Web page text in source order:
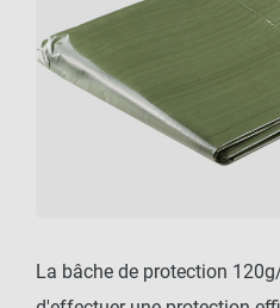
La bâche de protection